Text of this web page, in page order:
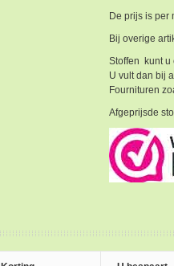
De prijs is per
Bij overige
Stoffen kunt u
U vult dan bij
Fournituren
Afgeprijsde